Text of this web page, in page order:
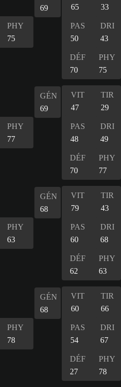
PHY
75
69
65
33
PAS
50
DRI
43
DÉF
70
PHY
75
PHY
77
GÉN
69
VIT
47
TIR
29
PAS
48
DRI
49
DÉF
70
PHY
77
PHY
63
GÉN
68
VIT
79
TIR
43
PAS
60
DRI
68
DÉF
62
PHY
63
PHY
78
GÉN
68
VIT
60
TIR
66
PAS
54
DRI
67
DÉF
27
PHY
78